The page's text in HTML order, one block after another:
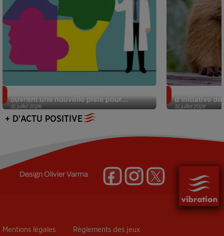
31 juillet 2026
ouvrent une nouvelle piste pour...
31 juillet 2026
d’initiative
+ D'ACTU POSITIVE
DesignOlivier Varma
Mentions légales Règlements des jeux